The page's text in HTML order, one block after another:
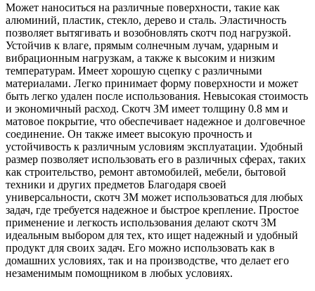
Может наноситься на различные поверхности, такие как
алюминий, пластик, стекло, дерево и сталь. Эластичность
позволяет вытягивать и возобновлять скотч под нагрузкой.
Устойчив к влаге, прямым солнечным лучам, ударным и
вибрационным нагрузкам, а также к высоким и низким
температурам. Имеет хорошую сцепку с различными
материалами. Легко принимает форму поверхности и может
быть легко удален после использования. Невысокая стоимость
и экономичный расход. Скотч 3М имеет толщину 0.8 мм и
матовое покрытие, что обеспечивает надежное и долговечное
соединение. Он также имеет высокую прочность и
устойчивость к различным условиям эксплуатации. Удобный
размер позволяет использовать его в различных сферах, таких
как строительство, ремонт автомобилей, мебели, бытовой
техники и других предметов Благодаря своей
универсальности, скотч 3М может использоваться для любых
задач, где требуется надежное и быстрое крепление. Простое
применение и легкость использования делают скотч 3М
идеальным выбором для тех, кто ищет надежный и удобный
продукт для своих задач. Его можно использовать как в
домашних условиях, так и на производстве, что делает его
незаменимым помощником в любых условиях.